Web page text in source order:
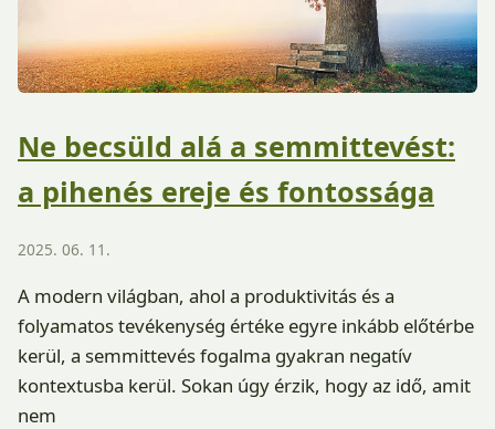
Ne becsüld alá a semmittevést:
a pihenés ereje és fontossága
2025. 06. 11.
A modern világban, ahol a produktivitás és a
folyamatos tevékenység értéke egyre inkább előtérbe
kerül, a semmittevés fogalma gyakran negatív
kontextusba kerül. Sokan úgy érzik, hogy az idő, amit
nem